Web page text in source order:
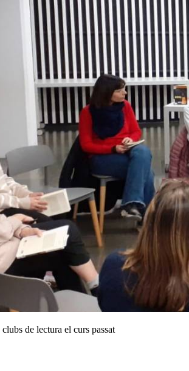
de lectura el curs passat